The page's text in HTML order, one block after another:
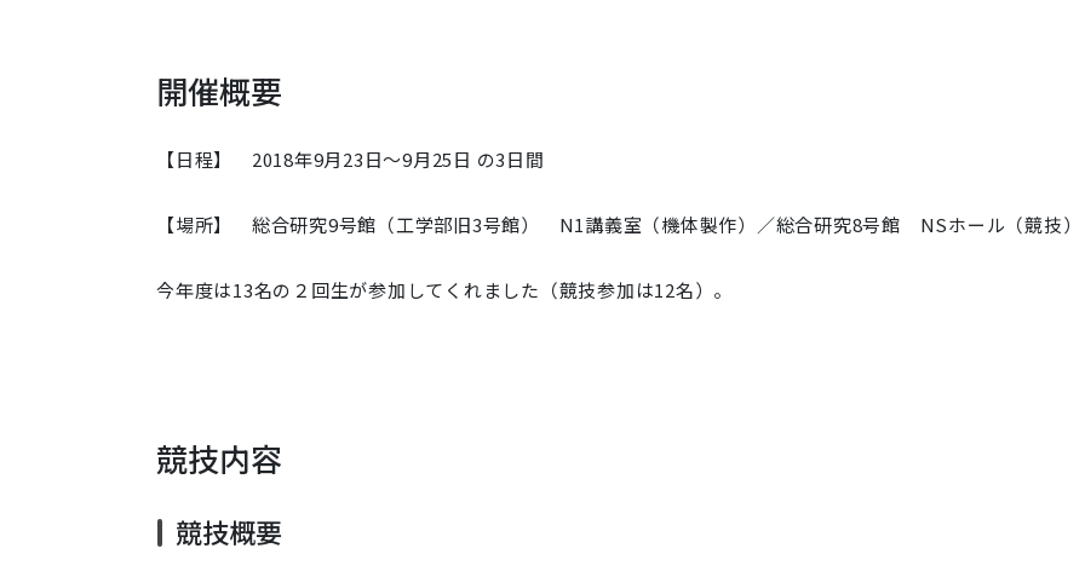
開催概要
【日程】 2018年9月23日〜9月25日 の3日間
【場所】 総合研究9号館（工学部旧3号館） N1講義室（機体製作）／総合研究8号館 NSホール（競技）
今年度は13名の２回生が参加してくれました（競技参加は12名）。
競技内容
競技概要